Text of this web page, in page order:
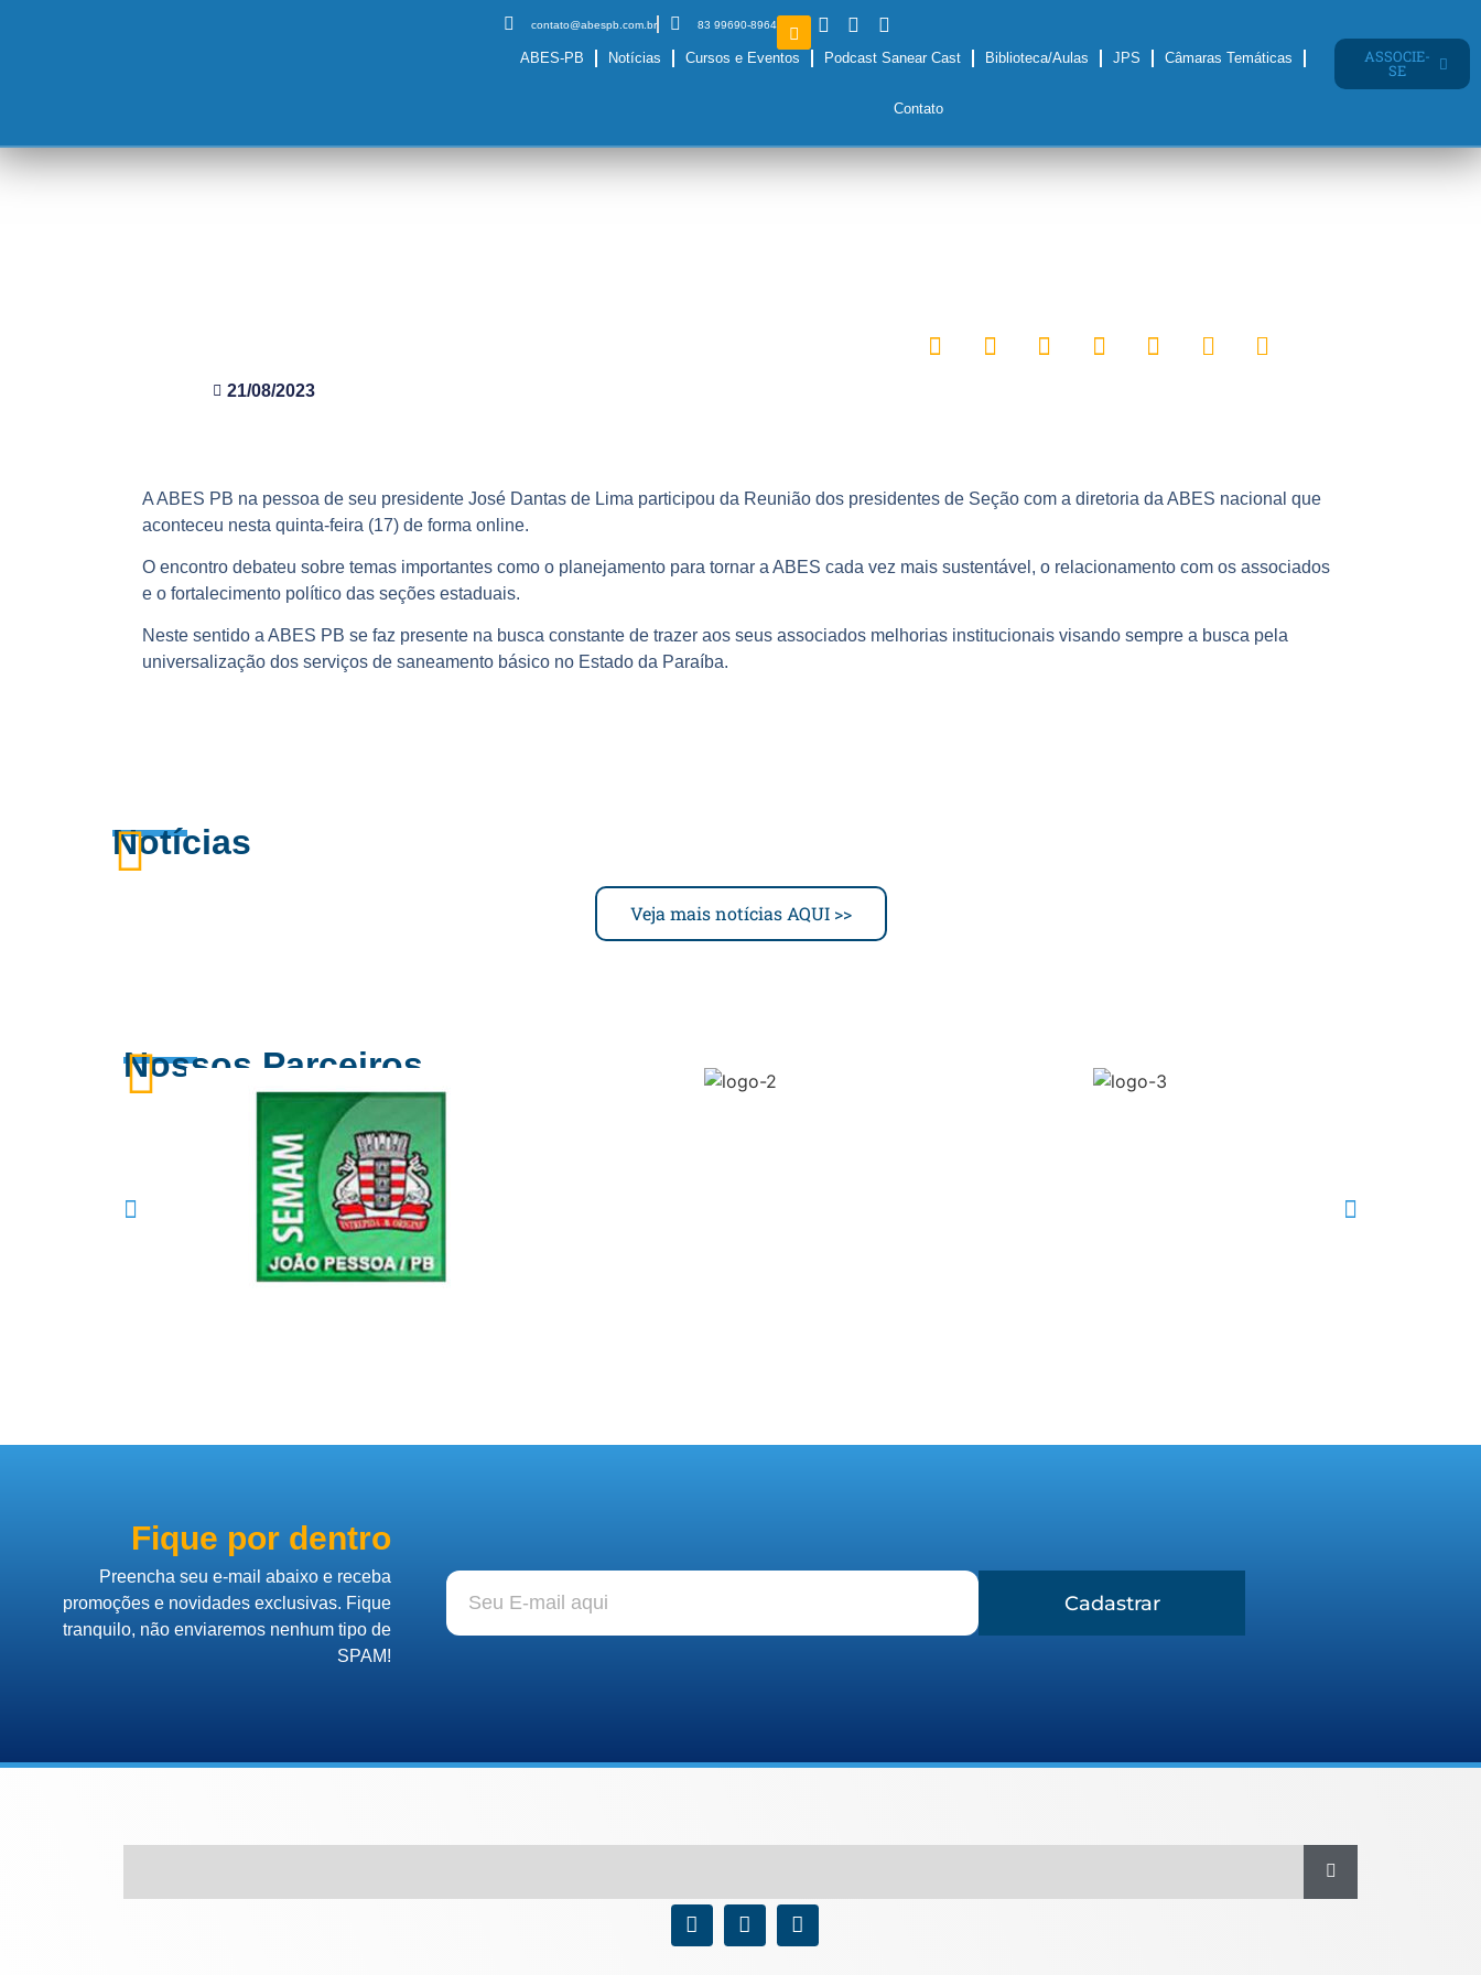
contato@abespb.com.br 83 99690-8964
ABES-PB Notícias Cursos e Eventos Podcast Sanear Cast Biblioteca/Aulas JPS Câmaras Temáticas
Contato
ASSOCIE-
SE
21/08/2023
A ABES PB na pessoa de seu presidente José Dantas de Lima participou da Reunião dos presidentes de Seção com a diretoria da ABES nacional que
aconteceu nesta quinta-feira (17) de forma online.
O encontro debateu sobre temas importantes como o planejamento para tornar a ABES cada vez mais sustentável, o relacionamento com os associados
e o fortalecimento político das seções estaduais.
Neste sentido a ABES PB se faz presente na busca constante de trazer aos seus associados melhorias institucionais visando sempre a busca pela
universalização dos serviços de saneamento básico no Estado da Paraíba.
Notícias
Veja mais notícias AQUI >>
Nossos Parceiros
Fique por dentro
Preencha seu e-mail abaixo e receba
promoções e novidades exclusivas. Fique
tranquilo, não enviaremos nenhum tipo de
SPAM!
Cadastrar